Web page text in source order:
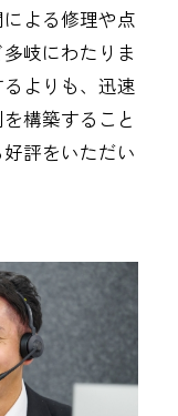
よる修理や点
岐にわたりま
よりも、迅速
構築すること
評をいただい